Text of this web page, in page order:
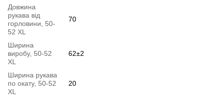
Довжина
рукава від
горловини, 50-
52 XL
70
Ширина
виробу, 50-52
XL
62±2
Ширина рукава
по окату, 50-52
XL
20